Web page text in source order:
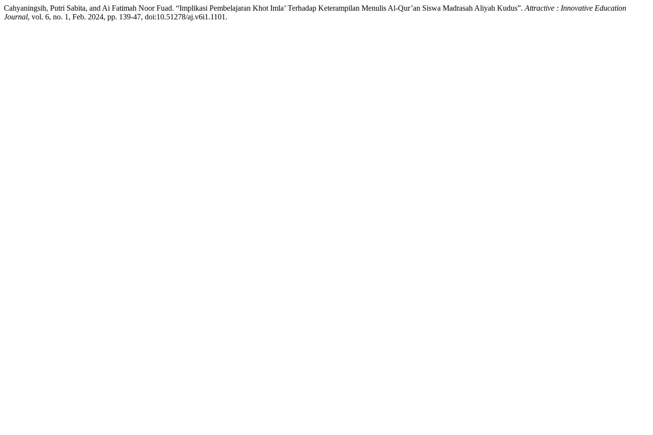
Cahyaningsih, Putri Sabita, and Ai Fatimah Noor Fuad. “Implikasi Pembelajaran Khot Imla’ Terhadap Keterampilan Menulis Al-Qur’an Siswa Madrasah Aliyah Kudus”. Attractive : Innovative Education
Journal, vol. 6, no. 1, Feb. 2024, pp. 139-47, doi:10.51278/aj.v6i1.1101.